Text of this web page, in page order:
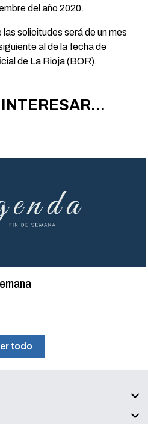
del año 2020.
solicitudes será de un mes
al de la fecha de
de La Rioja (BOR).
todo